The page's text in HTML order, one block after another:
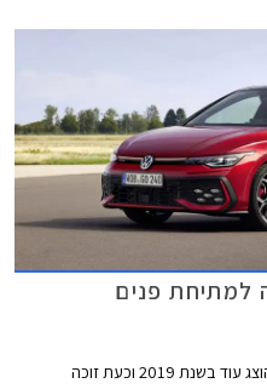
₪.
הדור השמיני והנוכחי של פולקסווגן גולף הוצג עוד בשנת 2019 וכעת זוכה